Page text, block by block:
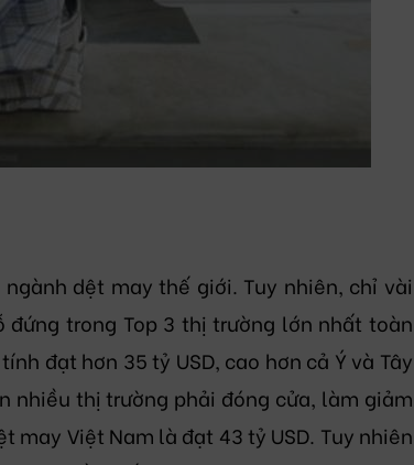
dệt may thế giới. Tuy nhiên, chỉ vài
trong Top 3 thị trường lớn nhất toàn
đạt hơn 35 tỷ USD, cao hơn cả Ý và Tây
nhiều thị trường phải đóng cửa, làm giảm
Việt Nam là đạt 43 tỷ USD. Tuy nhiên